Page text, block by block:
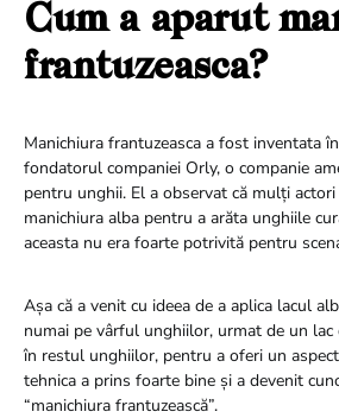
Cum a aparut
frantuzeasca?
Manichiura frantuzeasca a fost inventata
fondatorul companiei Orly, o companie
pentru unghii. El a observat că mulți
manichiura alba pentru a arăta unghiile
aceasta nu era foarte potrivită pentru
Așa că a venit cu ideea de a aplica lacul
numai pe vârful unghiilor, urmat de un
în restul unghiilor, pentru a oferi un
tehnica a prins foarte bine și a devenit
“manichiura frantuzească”.